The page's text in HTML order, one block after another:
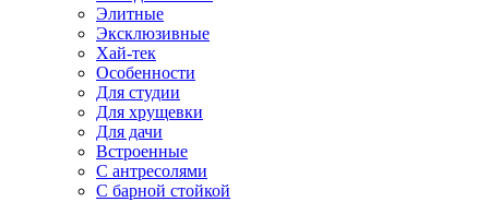
Элитные
Эксклюзивные
Хай-тек
Особенности
Для студии
Для хрущевки
Для дачи
Встроенные
С антресолями
С барной стойкой